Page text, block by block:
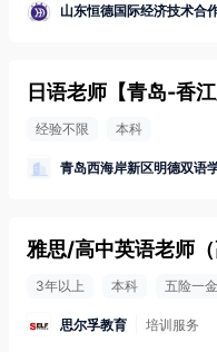
山东恒德国际经济技术合
日语老师 【青岛-香
经验不限 本科
青岛西海岸新区明德双语
雅思/高中英语老师（
3年以上 本科 五险一金
思尔孚教育 培训服务